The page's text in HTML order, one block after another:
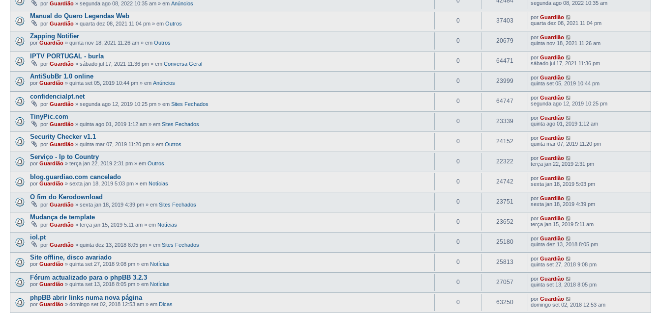
por Guardião » segunda ago 08, 2022 10:35 am » em Anúncios
segunda ago 08, 2022 10:35 am
Manual do Quero Legendas Web
por Guardião » quarta dez 08, 2021 11:04 pm » em Outros 0 37403 por Guardião
quarta dez 08, 2021 11:04 pm
Zapping Notifier
por Guardião » quinta nov 18, 2021 11:26 am » em Outros 0 20679 por Guardião
quinta nov 18, 2021 11:26 am
IPTV PORTUGAL - burla
por Guardião » sábado jul 17, 2021 11:36 pm » em Conversa Geral 0 64471 por Guardião
sábado jul 17, 2021 11:36 pm
AntiSubBr 1.0 online
por Guardião » quinta set 05, 2019 10:44 pm » em Anúncios 0 23999 por Guardião
quinta set 05, 2019 10:44 pm
confidencialpt.net
por Guardião » segunda ago 12, 2019 10:25 pm » em Sites Fechados 0 64747 por Guardião
segunda ago 12, 2019 10:25 pm
TinyPic.com
por Guardião » quinta ago 01, 2019 1:12 am » em Sites Fechados 0 23339 por Guardião
quinta ago 01, 2019 1:12 am
Security Checker v1.1
por Guardião » quinta mar 07, 2019 11:20 pm » em Outros 0 24152 por Guardião
quinta mar 07, 2019 11:20 pm
Serviço - Ip to Country
por Guardião » terça jan 22, 2019 2:31 pm » em Outros 0 22322 por Guardião
terça jan 22, 2019 2:31 pm
blog.guardiao.com cancelado
por Guardião » sexta jan 18, 2019 5:03 pm » em Notícias 0 24742 por Guardião
sexta jan 18, 2019 5:03 pm
O fim do Kerodownload
por Guardião » sexta jan 18, 2019 4:39 pm » em Sites Fechados 0 23751 por Guardião
sexta jan 18, 2019 4:39 pm
Mudança de template
por Guardião » terça jan 15, 2019 5:11 am » em Notícias 0 23652 por Guardião
terça jan 15, 2019 5:11 am
iol.pt
por Guardião » quinta dez 13, 2018 8:05 pm » em Sites Fechados 0 25180 por Guardião
quinta dez 13, 2018 8:05 pm
Site offline, disco avariado
por Guardião » quinta set 27, 2018 9:08 pm » em Notícias 0 25813 por Guardião
quinta set 27, 2018 9:08 pm
Fórum actualizado para o phpBB 3.2.3
por Guardião » quinta set 13, 2018 8:05 pm » em Notícias 0 27057 por Guardião
quinta set 13, 2018 8:05 pm
phpBB abrir links numa nova página
por Guardião » domingo set 02, 2018 12:53 am » em Dicas 0 63250 por Guardião
domingo set 02, 2018 12:53 am